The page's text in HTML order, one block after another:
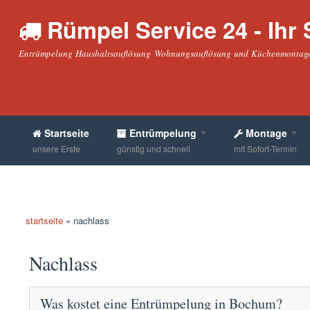
Rümpel Service 24 - Ihr
Entrümpelung Haushaltsauflösung Wohnungsauflösung und
Startseite
unsere Erste
Entrümpelung
günstig und schnell
Montage
mit Sofort-Termin
startseite » nachlass
Nachlass
Was kostet eine Entrümpelung in Bochum?